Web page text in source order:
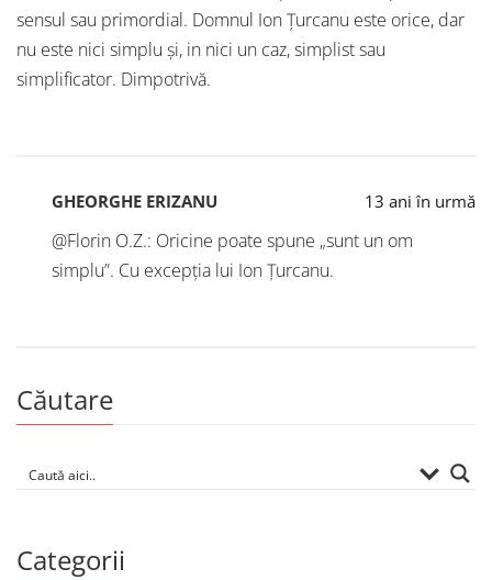
sensul sau primordial. Domnul Ion Țurcanu este orice, dar
nu este nici simplu și, in nici un caz, simplist sau
simplificator. Dimpotrivă.
GHEORGHE ERIZANU 13 ani în urmă
@Florin O.Z.: Oricine poate spune „sunt un om
simplu”. Cu excepția lui Ion Țurcanu.
Căutare
Categorii